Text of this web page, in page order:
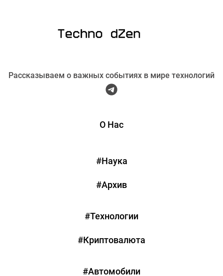
Рассказываем о важных событиях в мире технологий
О Нас
#Наука
#Архив
#Технологии
#Криптовалюта
#Автомобили